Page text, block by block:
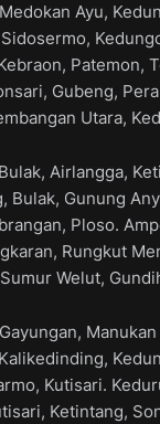
Ayu,
Patemon,
Gubeng,
Utara,
Airlangga,
Bulak, Gunung
Ploso.
Rungkut
Welut,
Kutisari.
Ketintang,